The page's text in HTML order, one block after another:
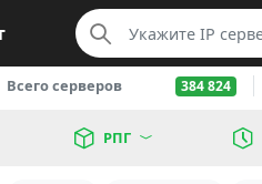
Всего серверов 384 824
РПГ